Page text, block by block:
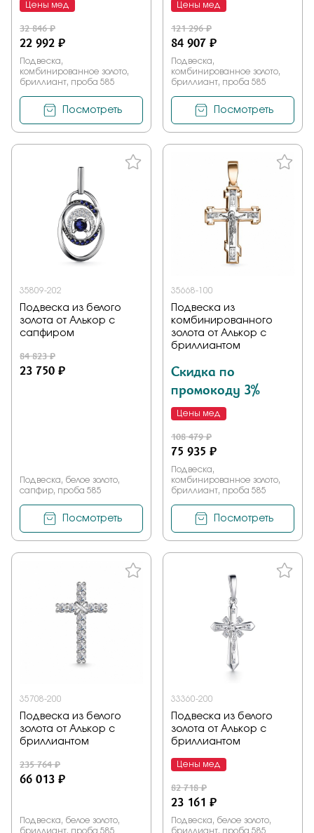
Цены мед
32 846 ₽
22 992 ₽
Подвеска,
комбинированное золото,
бриллиант, проба 585
Посмотреть
Цены мед
121 296 ₽
84 907 ₽
Подвеска,
комбинированное золото,
бриллиант, проба 585
Посмотреть
35809-202
Подвеска из белого
золота от Алькор с
сапфиром
84 823 ₽
23 750 ₽
Подвеска, белое золото,
сапфир, проба 585
Посмотреть
35668-100
Подвеска из
комбинированного
золота от Алькор с
бриллиантом
Скидка по
промокоду 3%
Цены мед
108 479 ₽
75 935 ₽
Подвеска,
комбинированное золото,
бриллиант, проба 585
Посмотреть
35708-200
Подвеска из белого
золота от Алькор с
бриллиантом
235 764 ₽
66 013 ₽
Подвеска, белое золото,
бриллиант, проба 585
33360-200
Подвеска из белого
золота от Алькор с
бриллиантом
Цены мед
82 718 ₽
23 161 ₽
Подвеска, белое золото,
бриллиант, проба 585